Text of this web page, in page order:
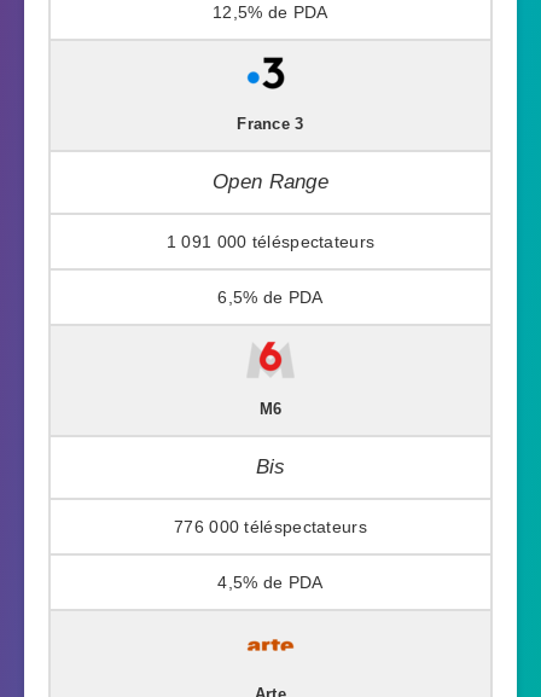
12,5%
France 3
Open Range
1 091 000
6,5%
M6
Bis
776 000
4,5%